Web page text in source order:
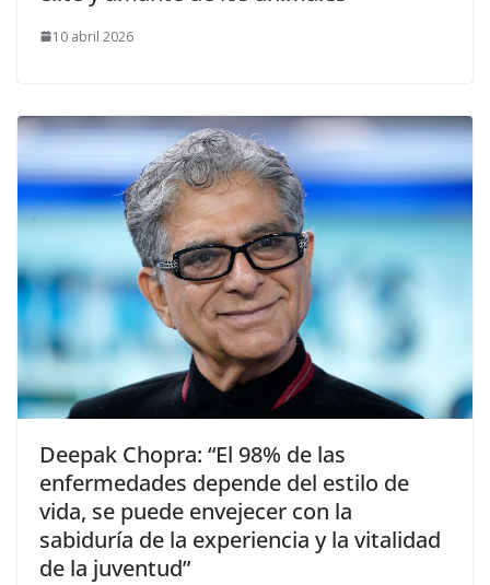
10 abril 2026
​Deepak Chopra: “El 98% de las
enfermedades depende del estilo de
vida, se puede envejecer con la
sabiduría de la experiencia y la vitalidad
de la juventud”